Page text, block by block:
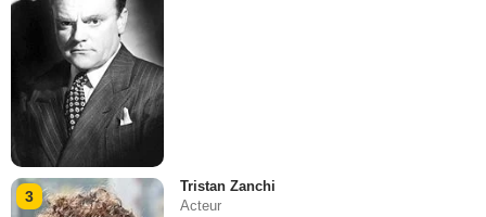
3
Tristan Zanchi
Acteur